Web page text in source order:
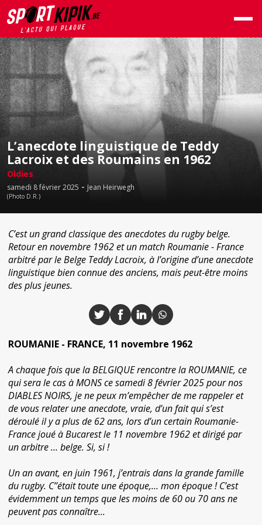
L’anecdote linguistique de Teddy
Lacroix et des Roumains en 1962
Oldies
samedi 8 février 2025 - Jean Heirwegh
(Photo D.R.)
C’est un grand classique des anecdotes du rugby belge.
Retour en novembre 1962 et un match Roumanie - France
arbitré par le Belge Teddy Lacroix, à l’origine d’une anecdote
linguistique bien connue des anciens, mais peut-être moins
des plus jeunes.
ROUMANIE - FRANCE, 11 novembre 1962
A chaque fois que la BELGIQUE rencontre la ROUMANIE, ce
qui sera le cas à MONS ce samedi 8 février 2025 pour nos
DIABLES NOIRS, je ne peux m’empêcher de me rappeler et
de vous relater une anecdote, vraie, d’un fait qui s’est
déroulé il y a plus de 62 ans, lors d’un certain Roumanie-
France joué à Bucarest le 11 novembre 1962 et dirigé par
un arbitre … belge. Si, si !
Un an avant, en juin 1961, j’entrais dans la grande famille
du rugby. C’’était toute une époque,... mon époque ! C’est
évidemment un temps que les moins de 60 ou 70 ans ne
peuvent pas connaître...